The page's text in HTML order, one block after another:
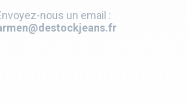
nous un email :